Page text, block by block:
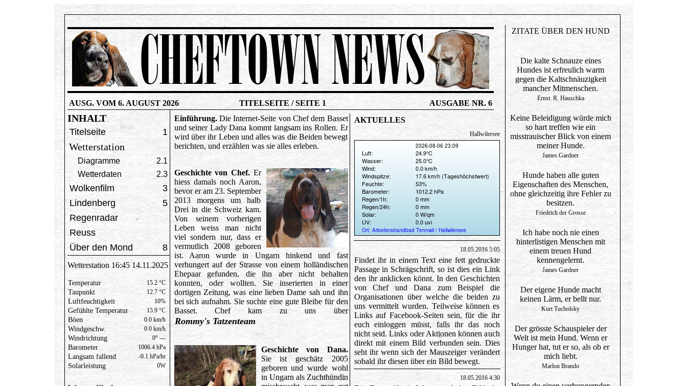
AUSG. VOM 6. AUGUST 2026 TITELSEITE / SEITE 1 AUSGABE NR. 6
INHALT
Titelseite 1
Wetterstation
Diagramme
2.1
Wetterdaten
2.3
Wolkenfilm
3
Lindenberg
5
Regenradar
Reuss
Über den Mond
8
Einführung. Die Internet-Seite von Chef dem Basset
und seiner Lady Dana kommt langsam ins Rollen. Er
wird über ihr Leben und alles was die Beiden bewegt
berichten, und erzählen was sie alles erleben.
Geschichte von Chef.Er
hiess damals noch Aaron,
bevor er am 23. September
2013 morgens um halb
Drei in die Schweiz kam.
Von seinem vorherigen
Leben weiss man nicht
viel sondern nur, dass er
vermutlich 2008 geboren
ist. Aaron wurde in Ungarn hinkend und fast
verhungert auf der Strasse von einem holländischen
Ehepaar gefunden, die ihn aber nicht behalten
konnten, oder wollten. Sie inserierten in einer
dortigen Zeitung, was eine lieben Dame sah und ihn
bei sich aufnahm. Sie suchte eine gute Bleibe für den
Basset. Chef kam zu uns über
Rommy's Tatzenteam
Geschichte von Dana.
Sie ist geschätz 2005
geboren und wurde wohl
in Ungarn als Zuchthündin
AKTUELLES
Hallwilersee
18.05.2016 5:05
Findet ihr in einem Text eine fett gedruckte
Passage in Schrägschrift, so ist dies ein Link
den ihr anklicken könnt. In den Geschichten
von Chef und Dana zum Beispiel die
Organisationen über welche die beiden zu
uns vermittelt wurden. Teilweise können es
Links auf Facebook-Seiten sein, für die ihr
euch einloggen müsst, falls ihr das noch
nicht seid. Links oder Aktionen können auch
direkt mit einem Bild verbunden sein. Dies
seht ihr wenn sich der Mauszeiger verändert
sobald ihr diesen über ein Bild bewegt.
18.05.2016 4:30
ZITATE ÜBER DEN HUND
Die kalte Schnauze eines
Hundes ist erfreulich warm
gegen die Kaltschnäuzigkeit
mancher Mitmenschen.
Ernst. R. Hauschka
Keine Beleidigung würde mich
so hart treffen wie ein
misstrauischer Blick von einem
meiner Hunde.
James Gardner
Hunde haben alle guten
Eigenschaften des Menschen,
ohne gleichzeitig ihre Fehler zu
besitzen.
Friedrich der Grosse
Ich habe noch nie einen
hinterlistigen Menschen mit
einem treuen Hund
kennengelernt.
James Gardner
Der eigene Hunde macht
keinen Lärm, er bellt nur.
Kurt Tucholsky
Der grösste Schauspieler der
Welt ist mein Hund. Wenn er
Hunger hat, tut er so, als ob er
mich liebt.
Marlon Brando